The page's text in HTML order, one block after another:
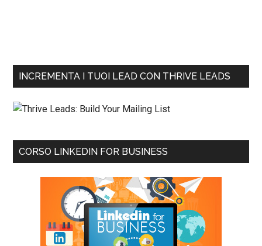
INCREMENTA I TUOI LEAD CON THRIVE LEADS
CORSO LINKEDIN FOR BUSINESS